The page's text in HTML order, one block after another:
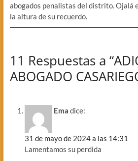
abogados penalistas del distrito. Ojalá
la altura de su recuerdo.
11 Respuestas a
ABOGADO
Ema dice:
31 de mayo de 2024 a las 14:31
Lamentamos su perdida